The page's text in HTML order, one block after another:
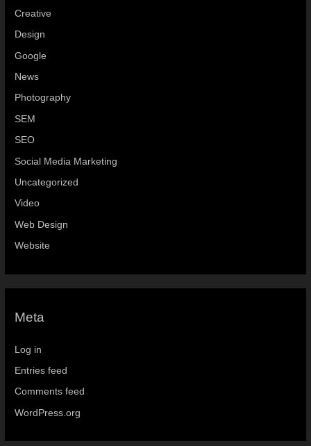
Creative
Design
Google
News
Photography
SEM
SEO
Social Media Marketing
Uncategorized
Video
Web Design
Website
Meta
Log in
Entries feed
Comments feed
WordPress.org